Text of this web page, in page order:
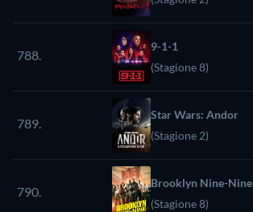
788.
9-1-1
(Stagione 8)
789.
Star Wars: Andor
(Stagione 2)
790.
Brooklyn Nine-Nine
(Stagione 8)